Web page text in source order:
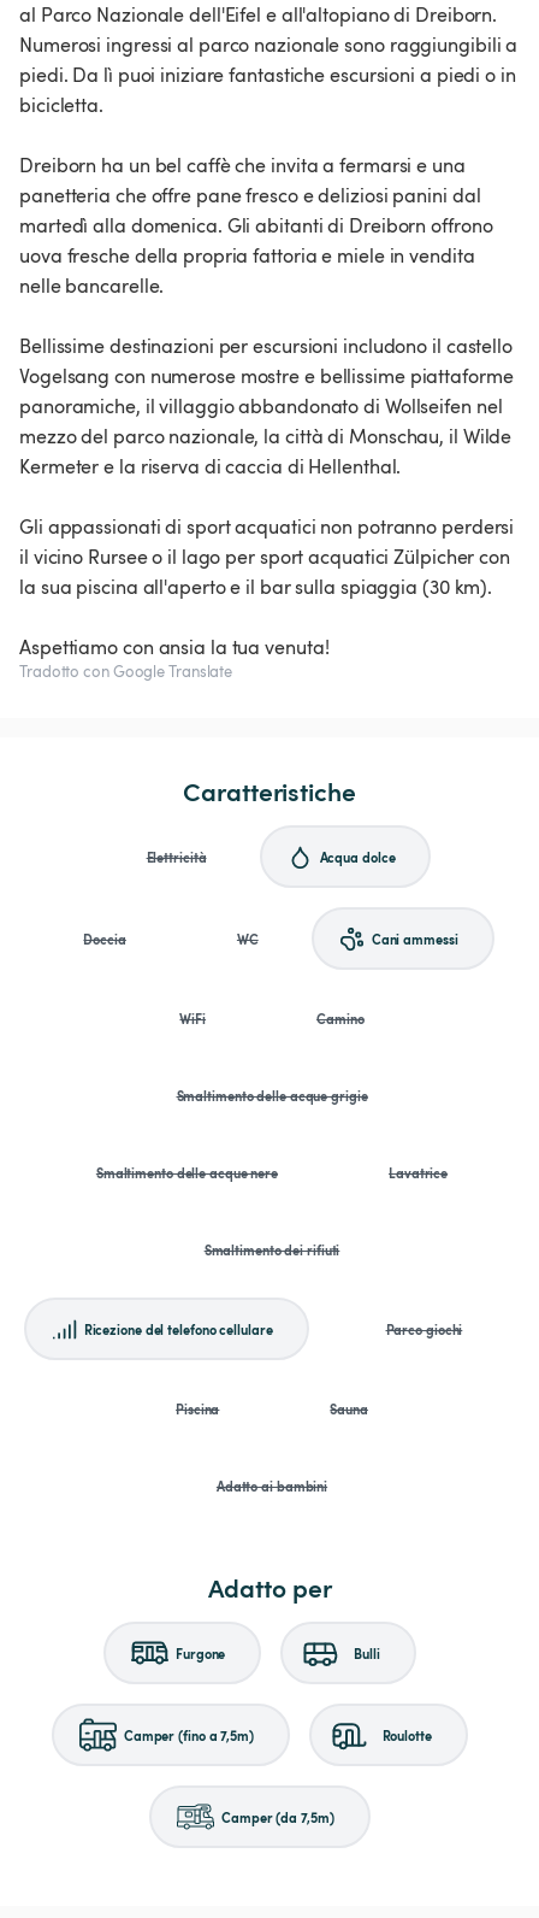
al Parco Nazionale dell'Eifel e all'altopiano di Dreiborn.
Numerosi ingressi al parco nazionale sono raggiungibili a
piedi. Da lì puoi iniziare fantastiche escursioni a piedi o in
bicicletta.
Dreiborn ha un bel caffè che invita a fermarsi e una
panetteria che offre pane fresco e deliziosi panini dal
martedì alla domenica. Gli abitanti di Dreiborn offrono
uova fresche della propria fattoria e miele in vendita
nelle bancarelle.
Bellissime destinazioni per escursioni includono il castello
Vogelsang con numerose mostre e bellissime piattaforme
panoramiche, il villaggio abbandonato di Wollseifen nel
mezzo del parco nazionale, la città di Monschau, il Wilde
Kermeter e la riserva di caccia di Hellenthal.
Gli appassionati di sport acquatici non potranno perdersi
il vicino Rursee o il lago per sport acquatici Zülpicher con
la sua piscina all'aperto e il bar sulla spiaggia (30 km).
Aspettiamo con ansia la tua venuta!
Tradotto con Google Translate
Caratteristiche
Elettricità Acqua dolce
Doccia WC Cani ammessi
WiFi Camino
Smaltimento delle acque grigie
Smaltimento delle acque nere Lavatrice
Smaltimento dei rifiuti
Ricezione del telefono cellulare Parco giochi
Piscina Sauna
Adatto ai bambini
Adatto per
Furgone Bulli
Camper (fino a 7,5m) Roulotte
Camper (da 7,5m)